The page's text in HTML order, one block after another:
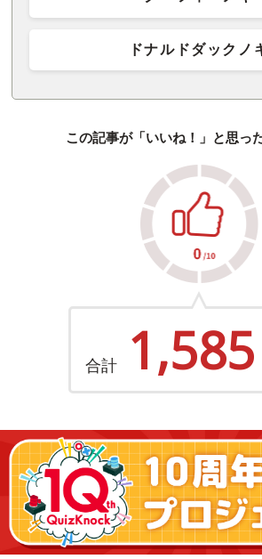
ドナルドダックノ
この記事が「いいね！」と思っ
合計 1,585